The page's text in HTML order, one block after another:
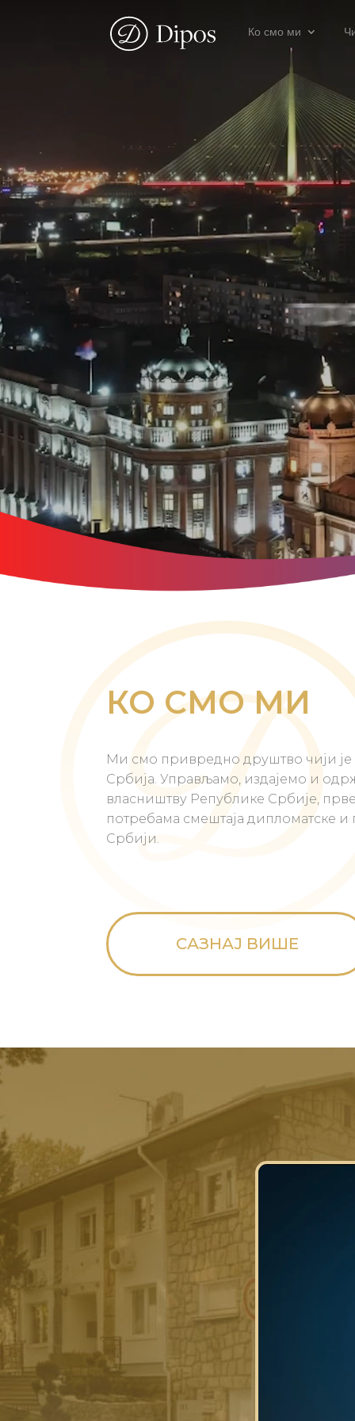
Ко смо ми
КО СМО МИ
Ми смо привредно друштво чији
Србија. Управљамо, издајемо и
власништву Републике Србије,
потребама смештаја дипломатске и
Србији.
САЗНАЈ ВИШЕ